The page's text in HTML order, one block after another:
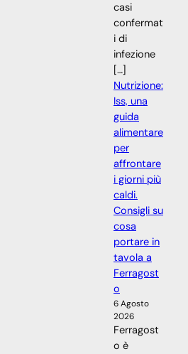
casi
confermat
i di
infezione
[…]
Nutrizione:
Iss, una
guida
alimentare
per
affrontare
i giorni più
caldi.
Consigli su
cosa
portare in
tavola a
Ferragost
o
6 Agosto
2026
Ferragost
o è